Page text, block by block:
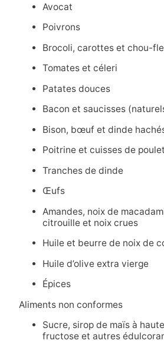
Avocat
Poivrons
Brocoli, carottes et chou-
Tomates et céleri
Patates douces
Bacon et saucisses
Bison, bœuf et dinde
Poitrine et cuisses de poulet
Tranches de dinde
Œufs
Amandes, noix de
citrouille et noix crues
Huile et beurre de noix de
Huile d’olive extra vierge
Épices
Aliments non conformes
Sucre, sirop de maïs à
fructose et autres